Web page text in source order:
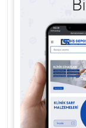
Göz önünde
birçok faktör
sonrası için
oluşturur.
çok
sonuçları
dişler
beyazlamaya